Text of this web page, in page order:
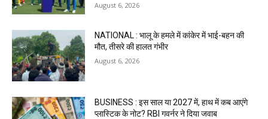
August 6, 2026
NATIONAL : भालू के हमले में कांकेर में भाई-बहन की
मौत, तीसरे की हालत गंभीर
August 6, 2026
BUSINESS : इस साल या 2027 में, हाथ में कब आएंगे
प्लास्टिक के नोट? RBI गवर्नर ने दिया जवाब